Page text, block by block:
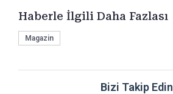
Haberle İlgili Daha Fazlası
Magazin
Bizi Takip Edin